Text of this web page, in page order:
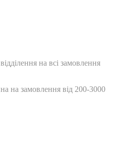
на всі замовлення
на замовлення від 200-3000